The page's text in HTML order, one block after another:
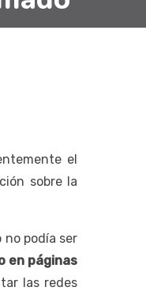
el
sobre la
no podía ser
en páginas
las redes